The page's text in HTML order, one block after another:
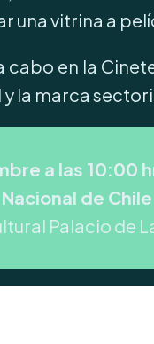
una vitrina a
cabo en la
la marca
a las 10:00
de Chile
Palacio de